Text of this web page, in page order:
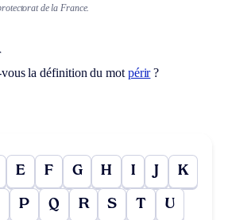
de la France.
vous la définition du mot périr?
E F G H I J K
P Q R S T U